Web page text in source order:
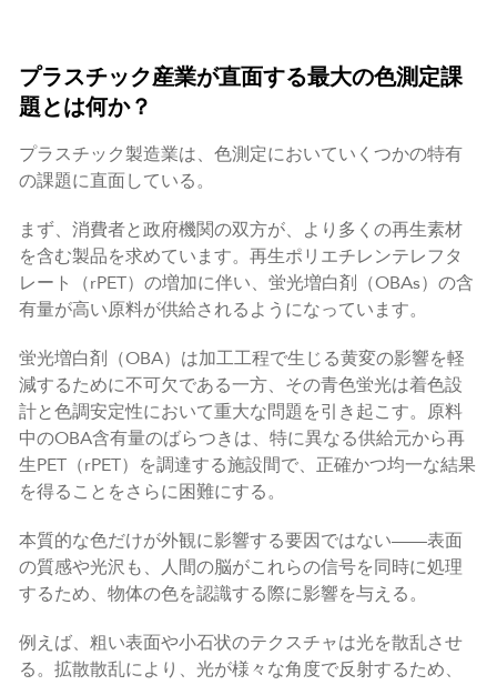
プラスチック産業が直面する最大の色測定課
題とは何か？
プラスチック製造業は、色測定においていくつかの特有
の課題に直面している。
まず、消費者と政府機関の双方が、より多くの再生素材
を含む製品を求めています。再生ポリエチレンテレフタ
レート（rPET）の増加に伴い、蛍光増白剤（OBAs）の含
有量が高い原料が供給されるようになっています。
蛍光増白剤（OBA）は加工工程で生じる黄変の影響を軽
減するために不可欠である一方、その青色蛍光は着色設
計と色調安定性において重大な問題を引き起こす。原料
中のOBA含有量のばらつきは、特に異なる供給元から再
生PET（rPET）を調達する施設間で、正確かつ均一な結果
を得ることをさらに困難にする。
本質的な色だけが外観に影響する要因ではない——表面
の質感や光沢も、人間の脳がこれらの信号を同時に処理
するため、物体の色を認識する際に影響を与える。
例えば、粗い表面や小石状のテクスチャは光を散乱させ
る。拡散散乱により、光が様々な角度で反射するため、